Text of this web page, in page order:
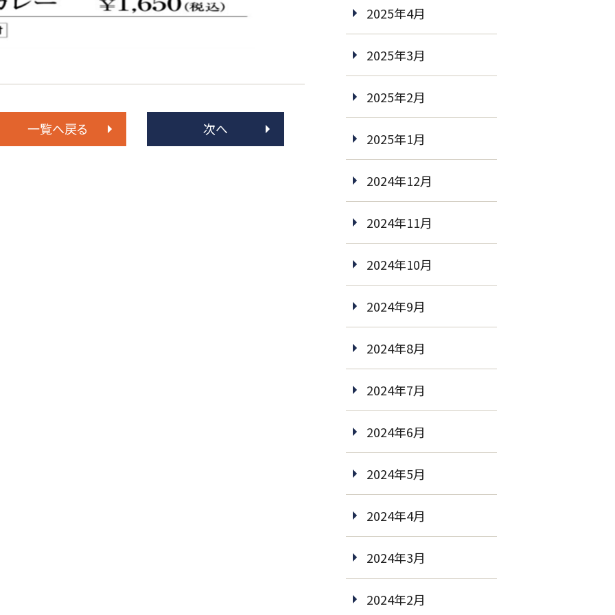
一覧へ戻る 次へ
2025年4月
2025年3月
2025年2月
2025年1月
2024年12月
2024年11月
2024年10月
2024年9月
2024年8月
2024年7月
2024年6月
2024年5月
2024年4月
2024年3月
2024年2月